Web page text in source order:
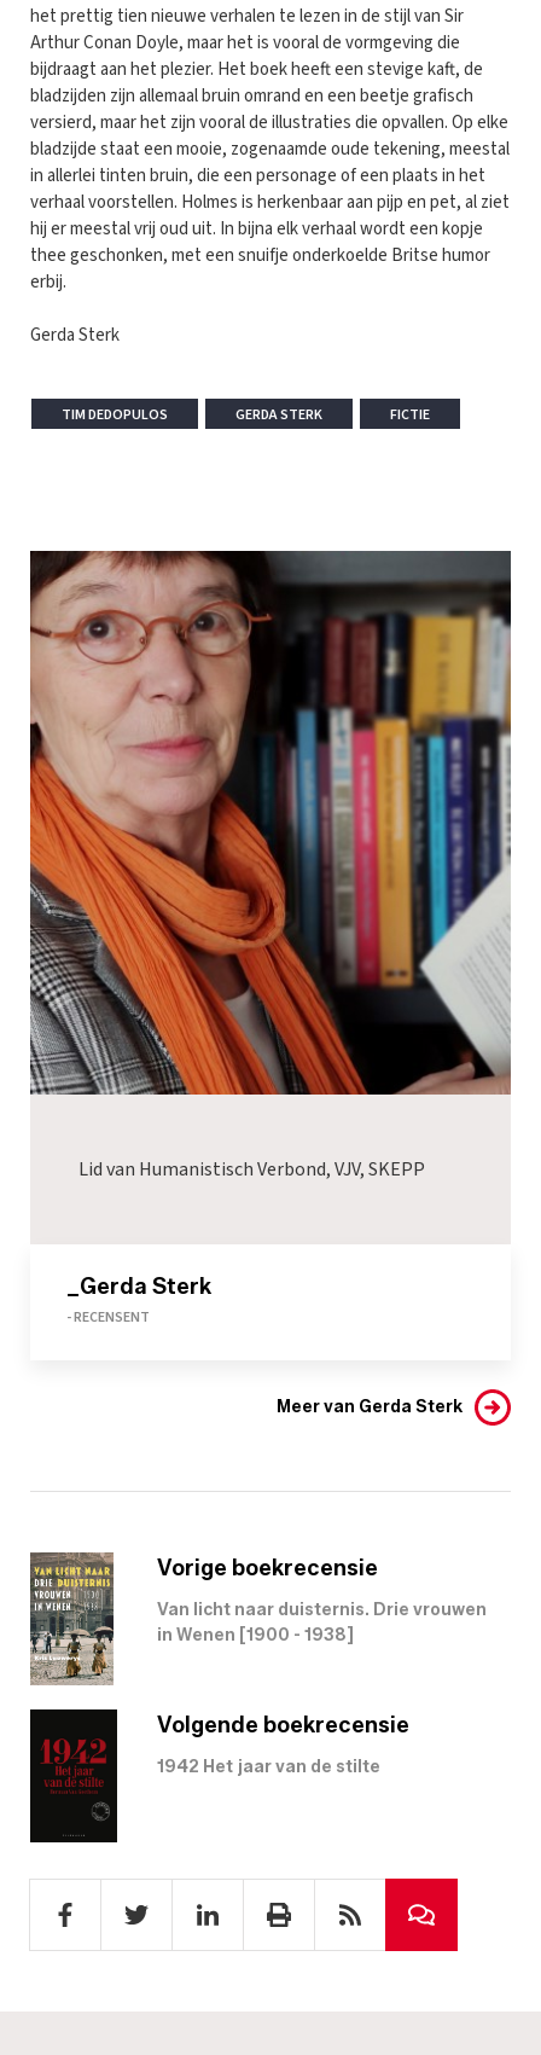
het prettig tien nieuwe verhalen te lezen in de stijl van Sir
Arthur Conan Doyle, maar het is vooral de vormgeving die
bijdraagt aan het plezier. Het boek heeft een stevige kaft, de
bladzijden zijn allemaal bruin omrand en een beetje grafisch
versierd, maar het zijn vooral de illustraties die opvallen. Op elke
bladzijde staat een mooie, zogenaamde oude tekening, meestal
in allerlei tinten bruin, die een personage of een plaats in het
verhaal voorstellen. Holmes is herkenbaar aan pijp en pet, al ziet
hij er meestal vrij oud uit. In bijna elk verhaal wordt een kopje
thee geschonken, met een snuifje onderkoelde Britse humor
erbij.
Gerda Sterk
TIM DEDOPULOS GERDA STERK FICTIE
Lid van Humanistisch Verbond, VJV, SKEPP
_Gerda Sterk
- RECENSENT
Meer van Gerda Sterk
Vorige boekrecensie
Van licht naar duisternis. Drie vrouwen
in Wenen [1900 - 1938]
Volgende boekrecensie
1942 Het jaar van de stilte